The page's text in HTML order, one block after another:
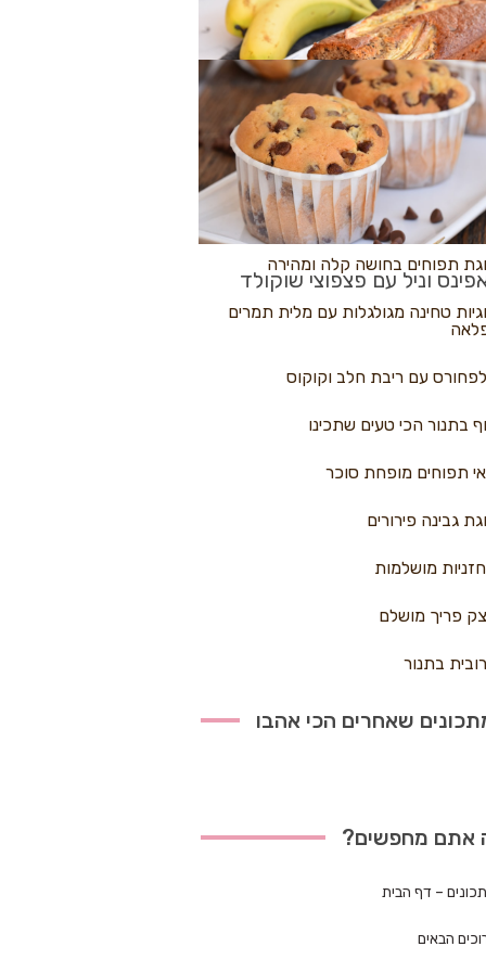
פיצה
בננות
וניל עם פצפוצי שוקולד
נקראים
תפוחים בחושה קלה ומהירה
טחינה מגולגלות עם מלית תמרים
עם ריבת חלב וקוקוס
בתנור הכי טעים שתכינו
תפוחים מופחת סוכר
גבינה פירורים
מושלמות
פריך מושלם
בתנור
שאחרים הכי אהבו
אתם מחפשים?
– דף הבית
הבאים